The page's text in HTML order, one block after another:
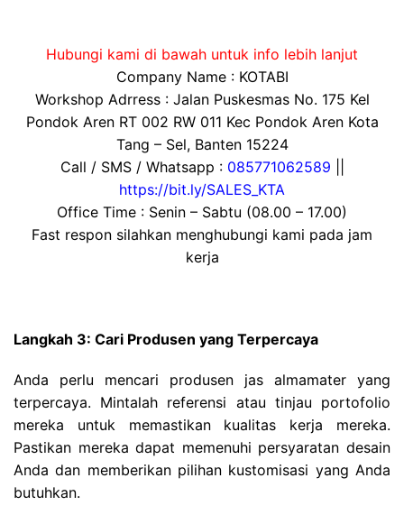
Hubungi kami di bawah untuk info lebih lanjut
Company Name : KOTABI
Workshop Adrress : Jalan Puskesmas No. 175 Kel
Pondok Aren RT 002 RW 011 Kec Pondok Aren Kota
Tang – Sel, Banten 15224
Call / SMS / Whatsapp : 085771062589
https://bit.ly/SALES_KTA
Office Time : Senin – Sabtu (08.00 – 17.00)
Fast respon silahkan menghubungi kami pada jam
kerja
Langkah 3: Cari Produsen yang Terpercaya
Anda perlu mencari produsen jas almamater yang
terpercaya. Mintalah referensi atau tinjau portofolio
mereka untuk memastikan kualitas kerja mereka.
Pastikan mereka dapat memenuhi persyaratan desain
Anda dan memberikan pilihan kustomisasi yang Anda
butuhkan.